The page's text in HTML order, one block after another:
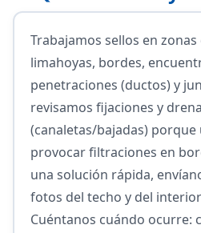
Trabajamos sellos en
limahoyas, bordes,
penetraciones (ductos) y
revisamos fijaciones y
(canaletas/bajadas)
provocar filtraciones en
una solución rápida,
fotos del techo y del
Cuéntanos cuándo ocurre: